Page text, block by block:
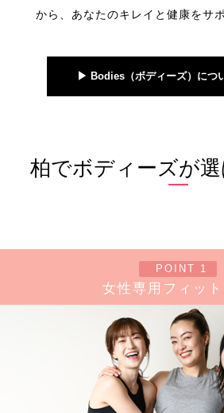
から、あなたのキレイと健康をサ
▶︎ Bodies（ボディーズ）につ
柏でボディーズが
POINT 1
女性専用フィット